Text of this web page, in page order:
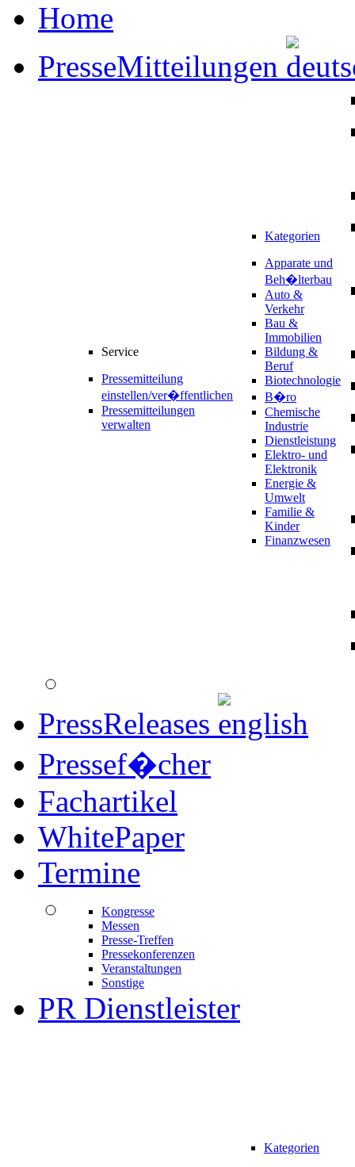
Home
PresseMitteilungen
Service
Pressemitteilung
einstellen/ver�ffentlichen
Pressemitteilungen
verwalten
Kategorien
Apparate und
Beh�lterbau
Auto &
Verkehr
Bau &
Immobilien
Bildung &
Beruf
Biotechnologie
B�ro
Chemische
Industrie
Dienstleistung
Elektro- und
Elektronik
Energie &
Umwelt
Familie &
Kinder
Finanzwesen
PressReleases
Pressef�cher
Fachartikel
WhitePaper
Termine
Kongresse
Messen
Presse-Treffen
Pressekonferenzen
Veranstaltungen
Sonstige
PR Dienstleister
Kategorien